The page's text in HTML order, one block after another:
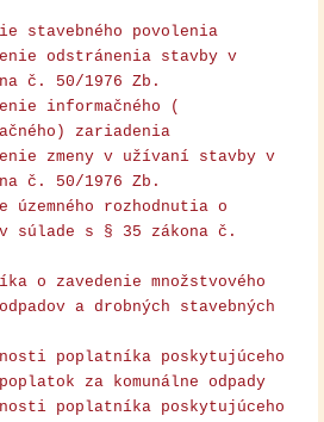
stavebného povolenia
odstránenia stavby v
č. 50/1976 Zb.
informačného (
zariadenia
zmeny v užívaní stavby v
č. 50/1976 Zb .
územného rozhodnutia o
súlade s § 35 zákona č.
o zavedenie množstvového
a drobných stavebných
poplatníka poskytujúceho
za komunálne odpady
poplatníka poskytujúceho